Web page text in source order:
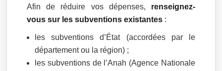
Afin de réduire vos dépenses, renseignez-
vous sur les subventions existantes :
les subventions d’État (accordées par le
département ou la région) ;
les subventions de l’Anah (Agence Nationale